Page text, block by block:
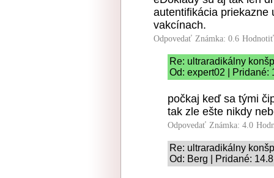
autentifikácia priekazne
vakcínach.
Odpovedať Známka: 0.6
Re: ultraradikálny
Od: expert02 | Pridané:
počkaj keď sa tými
tak zle ešte nikdy
Odpovedať Známka: 4.0
Re: ultraradikálny
Od: Berg | Pridané: